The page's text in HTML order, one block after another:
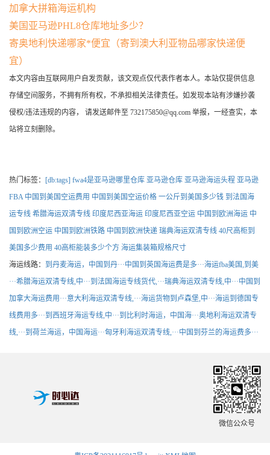
加拿大拼箱海运机构
美国亚马逊PHL8仓库地址多少？
寄奥地利快递哪家*便宜（寄到澳大利亚物品哪家快递便
宜）
本文内容由互联网用户自发贡献，该文观点仅代表作者本人。本站仅提供信息
存储空间服务，不拥有所有权，不承担相关法律责任。如发现本站有涉嫌抄袭
侵权/违法违规的内容， 请发送邮件至 732175850@qq.com 举报，一经查实，本
站将立刻删除。
热门标签： [db:tags] fwa4是亚马逊哪里仓库 亚马逊仓库 亚马逊海运头程 亚马逊
FBA 中国到美国空运费用 中国到美国空运价格 一公斤到美国多少钱 到法国海
运专线 希腊海运双清专线 印度尼西亚海运 印度尼西亚空运 中国到欧洲海运 中
国到欧洲空运 中国到欧洲铁路 中国到欧洲快递 瑞典海运双清专线 40尺高柜到
美国多少费用 40高柜能装多少个方 海运集装箱规格尺寸
海运线路： 到丹麦海运，中国到丹···中国到英国海运费是多···海运fba美国,到美
···希腊海运双清专线,中···到法国海运专线货代,···瑞典海运双清专线,中···中国到
加拿大海运费用···意大利海运双清专线,···海运货物到卢森堡,中···海运到德国专
线费用多···到西班牙海运专线,中···到比利时海运，中国海···奥地利海运双清专
线,···到荷兰海运，中国海运···匈牙利海运双清专线,···中国到芬兰的海运费多···
微信公众号